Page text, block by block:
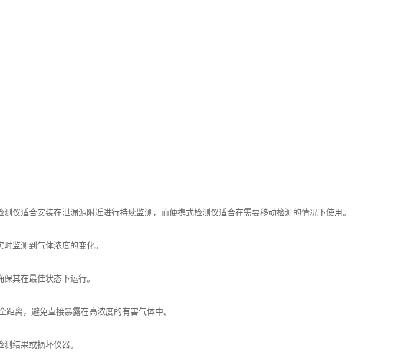
适合安装在泄漏源附近进行持续监测，而便携式检测仪适合在需要移动检测的情况下使用。
监测到气体浓度的变化。
其在最佳状态下运行。
离，避免直接暴露在高浓度的有害气体中。
结果或损坏仪器。